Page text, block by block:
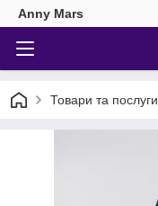
Anny Mars
Товари та послуги